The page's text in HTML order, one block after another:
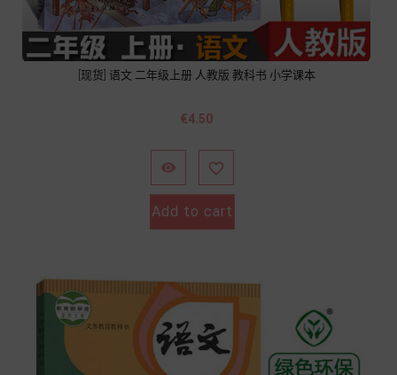
[现货] 语文 二年级上册 人教版 教科书 小学课本
價
€4.50
 
Add to cart